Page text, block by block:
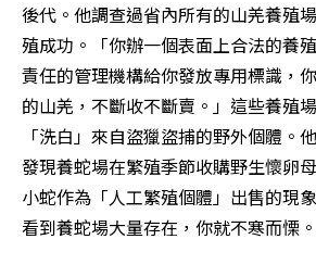
後代。他調查過省內所有的山羌養殖
殖成功。「你辦一個表面上合法的養
責任的管理機構給你發放專用標識，
的山羌，不斷收不斷賣。」這些養殖
「洗白」來自盜獵盜捕的野外個體。
發現養蛇場在繁殖季節收購野生懷卵
小蛇作為「人工繁殖個體」出售的現
看到養蛇場大量存在，你就不寒而慄。